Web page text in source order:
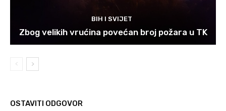
BIH I SVIJET
Zbog velikih vrućina povećan broj požara u TK
OSTAVITI ODGOVOR